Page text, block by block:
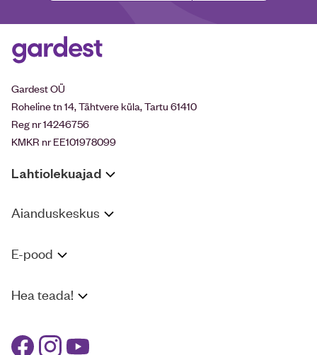
Gardest OÜ
Roheline tn 14, Tähtvere küla, Tartu 61410
Reg nr 14246756
KMKR nr EE101978099
Lahtiolekuajad
Aianduskeskus
E-pood
Hea teada!